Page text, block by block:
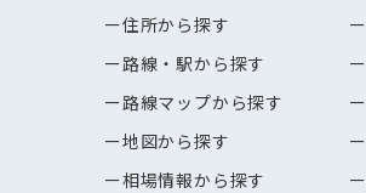
住所から探す
路線・駅から探す
路線マップから探す
地図から探す
相場情報から探す